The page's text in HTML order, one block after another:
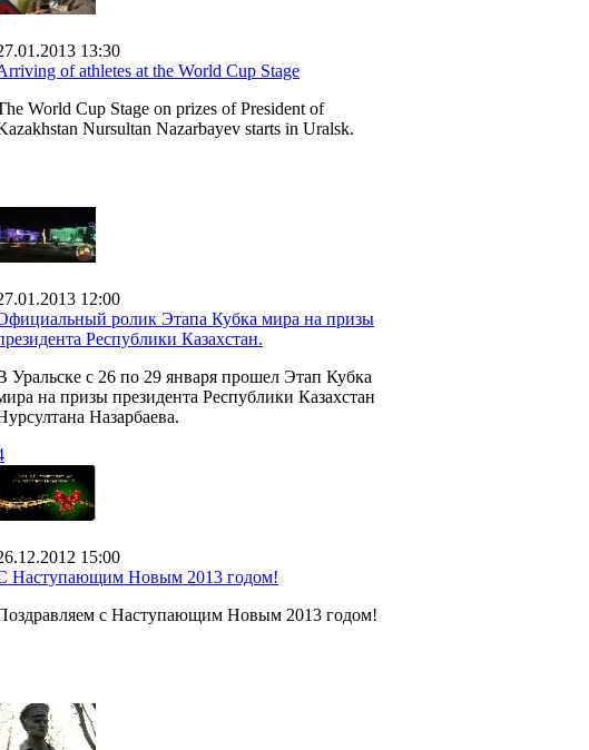
13:30
of athletes at the World Cup Stage
World Cup Stage on prizes of President of
Nursultan Nazarbayev starts in Uralsk.
12:00
ролик Этапа Кубка мира на призы
Республики Казахстан.
Уральске с 26 по 29 января прошел Этап Кубка
на призы президента Республики Казахстан
Назарбаева.
15:00
Наступающим Новым 2013 годом!
с Наступающим Новым 2013 годом!